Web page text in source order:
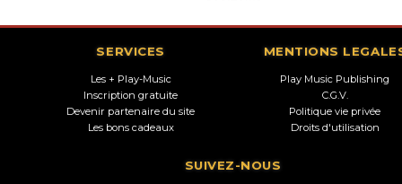
SERVICES
Les + Play-Music
Inscription gratuite
Devenir partenaire du site
Les bons cadeaux
MENTIONS
Play Music Publishing
C.G.V.
Politique vie privée
Droits d'utilisation
SUIVEZ-NOUS